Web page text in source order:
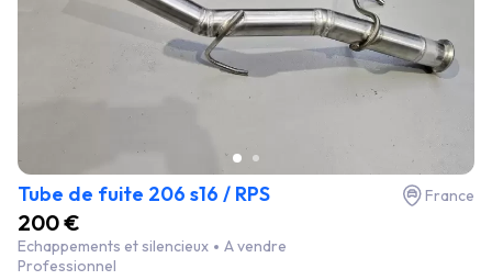
Tube de fuite 206 s16 / RPS France
200 €
Echappements et silencieux
A vendre
Professionnel